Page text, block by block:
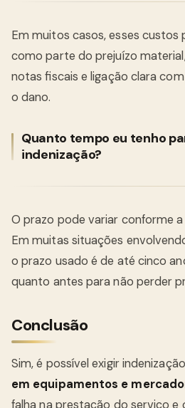
Em muitos casos, esses
como parte do prejuízo
notas fiscais e ligação clara
o dano.
Quanto tempo eu tenho
indenização?
O prazo pode variar conforme
Em muitas situações
o prazo usado é de até cinco
quanto antes para não perder
Conclusão
Sim, é possível exigir
em equipamentos e